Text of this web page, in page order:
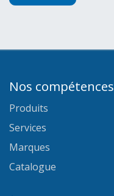
Nos compétences
Produits
Services
Marques
Catalogue